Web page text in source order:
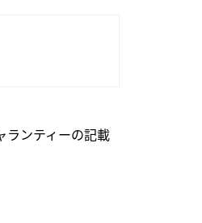
ランティーの記載